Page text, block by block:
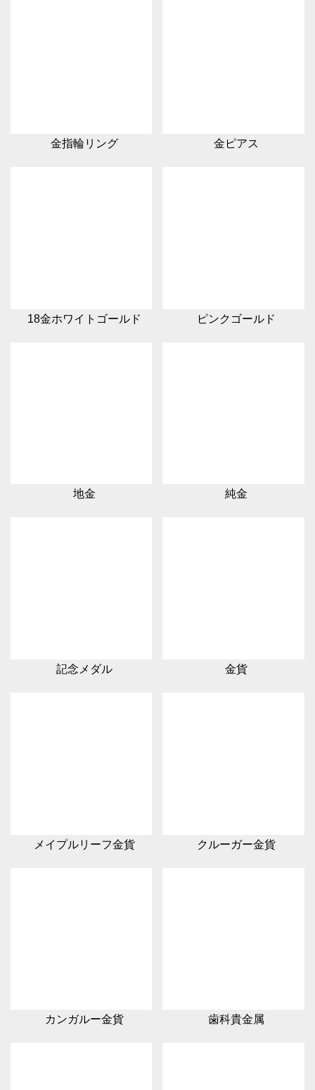
金指輪リング 金ピアス
18金ホワイトゴールド ピンクゴールド
地金 純金
記念メダル 金貨
メイプルリーフ金貨 クルーガー金貨
カンガルー金貨 歯科貴金属